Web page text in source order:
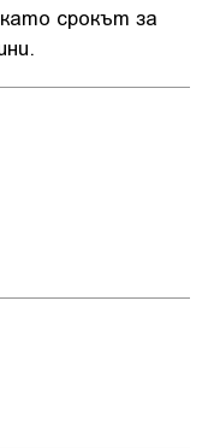
срокът за